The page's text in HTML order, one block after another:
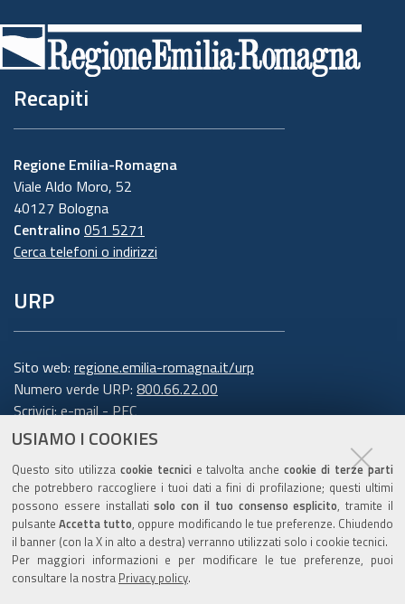
USIAMO I COOKIES
Questo sito utilizza cookie tecnici e talvolta anchecookie di terze parti
che potrebbero raccogliere i tuoi dati a fini di profilazione; questi ultimi
possono essere installatisolo con il tuo consenso esplicito, tramite il
pulsanteAccetta tutto, oppure modificando le tue preferenze. Chiudendo
il banner (con la X in alto a destra) verranno utilizzati solo i cookie tecnici.
Per maggiori informazioni e per modificare le tue preferenze, puoi
consultare la nostra Privacy policy.
Recapiti
Regione Emilia-Romagna
Viale Aldo Moro, 52
40127 Bologna
Centralino 051 5271
Cerca telefoni o indirizzi
URP
Sito web: regione.emilia-romagna.it/urp
Numero verde URP: 800.66.22.00
Scrivici:e-mail-PEC
Trasparenza
Amministrazione trasparente
Note legali e copyright
Privacy e cookie